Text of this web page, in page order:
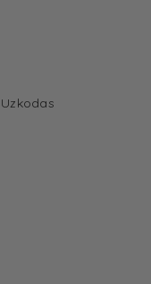
Uzkodas